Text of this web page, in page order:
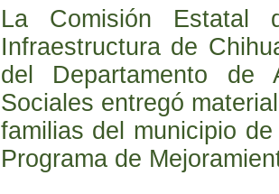
La Comisión Estatal
Infraestructura de
del Departamento de
Sociales entregó
familias del municipio
Programa de